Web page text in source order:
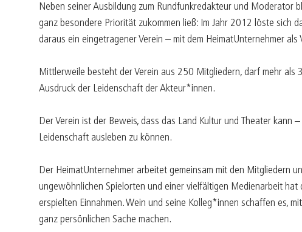
Neben seiner Ausbildung zum Rundfunkredakteur und Moderator
ganz besondere Priorität zukommen ließ: Im Jahr 2012 löste sich
daraus ein eingetragener Verein – mit dem HeimatUnternehmer
Mittlerweile besteht der Verein aus 250 Mitgliedern, darf mehr
Ausdruck der Leidenschaft der Akteur*innen.
Der Verein ist der Beweis, dass das Land Kultur und Theater
Leidenschaft ausleben zu können.
Der HeimatUnternehmer arbeitet gemeinsam mit den Mitgliedern
ungewöhnlichen Spielorten und einer vielfältigen Medienarbeit
erspielten Einnahmen. Wein und seine Kolleg*innen schaffen es,
ganz persönlichen Sache machen.